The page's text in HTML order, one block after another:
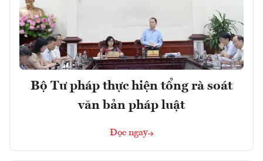
Bộ Tư pháp thực hiện tổng rà soát
văn bản pháp luật
Đọc ngay